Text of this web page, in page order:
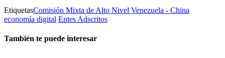
EtiquetasComisión Mixta de Alto Nivel Venezuela - China
economía digital Entes Adscritos
También te puede interesar